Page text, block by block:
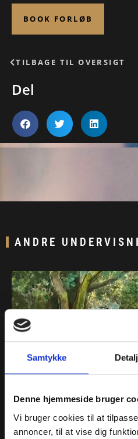
Samtykke
Denne hjemmeside bruger
Vi bruger cookies til at
annoncer, til at vise dig
BOOK FORLØB
TILBAGE TIL OVERSIGT
Del
ANDRE
Gratis – Peter